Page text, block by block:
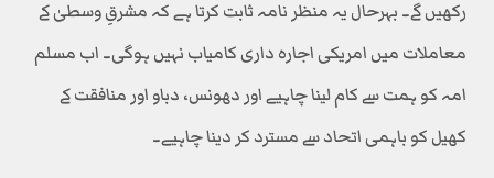
رکھیں گے۔ بہرحال یہ منظر نامہ ثابت کرتا ہے کہ مشرقِ وسطیٰ کے
معاملات میں امریکی اجارہ داری کامیاب نہیں ہوگی۔ اب مسلم
امہ کو ہمت سے کام لینا چاہیے اور دھونس، دباو اور منافقت کے
کھیل کو باہمی اتحاد سے مسترد کر دینا چاہیے۔